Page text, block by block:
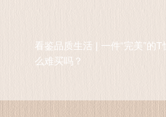
看鉴品质生活 | 一件“完美”的T
么难买吗？